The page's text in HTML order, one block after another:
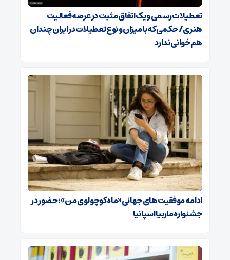
تعطیلات رسمی و یک اتفاق مثبت در عرصه فعالیت
هنری/ حکمی که با میزان و نوع تعطیلات در ایران چندان
هم‌خوانی ندارد
ادامه موفقیت‌های جهانی «ماه کوچولوی من»؛ حضور در
جشنواره ماربیا اسپانیا